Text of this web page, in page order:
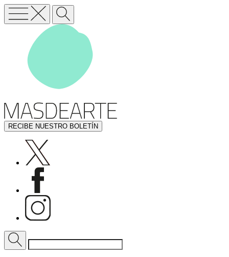
RECIBE NUESTRO BOLETÍN